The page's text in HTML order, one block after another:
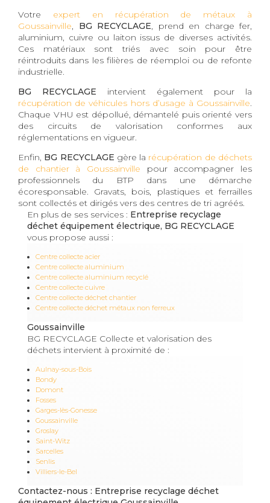
Votre expert en récupération de métaux à
Goussainville, BG RECYCLAGE, prend en charge fer,
aluminium, cuivre ou laiton issus de diverses activités.
Ces matériaux sont triés avec soin pour être
réintroduits dans les filières de réemploi ou de refonte
industrielle.
BG RECYCLAGE intervient également pour la
récupération de véhicules hors d’usage à Goussainville.
Chaque VHU est dépollué, démantelé puis orienté vers
des circuits de valorisation conformes aux
réglementations en vigueur.
Enfin, BG RECYCLAGE gère la récupération de déchets
de chantier à Goussainville pour accompagner les
professionnels du BTP dans une démarche
écoresponsable. Gravats, bois, plastiques et ferrailles
sont collectés et dirigés vers des centres de tri agréés.
En plus de ses services : Entreprise recyclage
déchet équipement électrique, BG RECYCLAGE
vous propose aussi :
Centre collecte acier
Centre collecte aluminium
Centre collecte aluminium recyclé
Centre collecte cuivre
Centre collecte déchet chantier
Centre collecte déchet métaux non ferreux
Goussainville
BG RECYCLAGE Collecte et valorisation des
déchets intervient à proximité de :
Aulnay-sous-Bois
Bondy
Domont
Fosses
Garges-lès-Gonesse
Goussainville
Groslay
Saint-Witz
Sarcelles
Senlis
Villiers-le-Bel
Contactez-nous : Entreprise recyclage déchet